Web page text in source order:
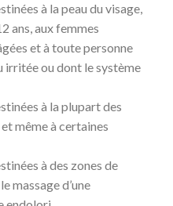
à la peau du visage,
ans, aux femmes
et à toute personne
irritée ou dont le système
à la plupart des
même à certaines
à des zones de
massage d’une